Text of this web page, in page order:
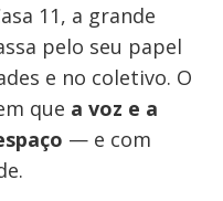
11, a grande
pelo seu papel
e no coletivo. O
que a voz e a
— e com